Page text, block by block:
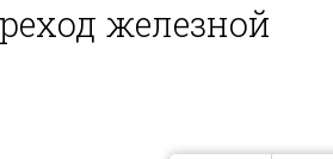
железной